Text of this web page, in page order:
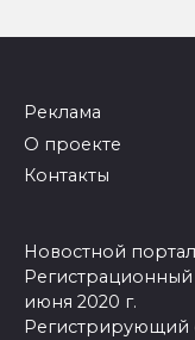
Реклама
О проекте
Контакты
Новостной
июня 2020 г.
Регистрирующий